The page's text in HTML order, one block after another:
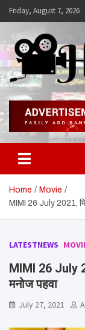
SkipFriday, August 7, 2026
Home
Movie
MIMI 26 July 2021,
LATESTNEWS
MIMI 26 July
मनोज पहवा
July 27, 2021